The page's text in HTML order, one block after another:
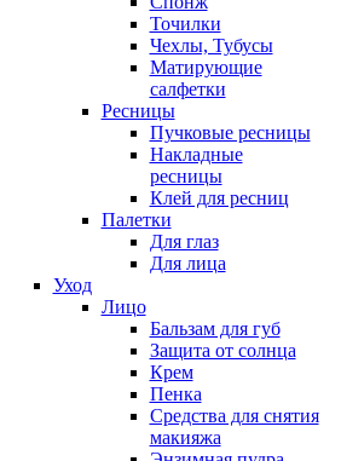
Точилки
Чехлы, Тубусы
Матирующие
салфетки
Ресницы
Пучковые ресницы
Накладные
ресницы
Клей для ресниц
Палетки
Для глаз
Для лица
Уход
Лицо
Бальзам для губ
Защита от солнца
Крем
Пенка
Средства для снятия
макияжа